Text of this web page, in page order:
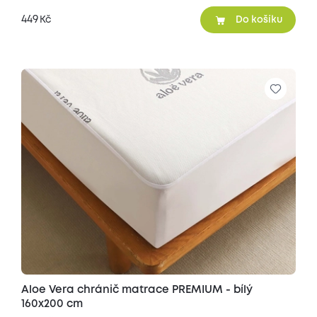
449 Kč Do košíku
Aloe Vera chránič matrace PREMIUM - bílý
160x200 cm